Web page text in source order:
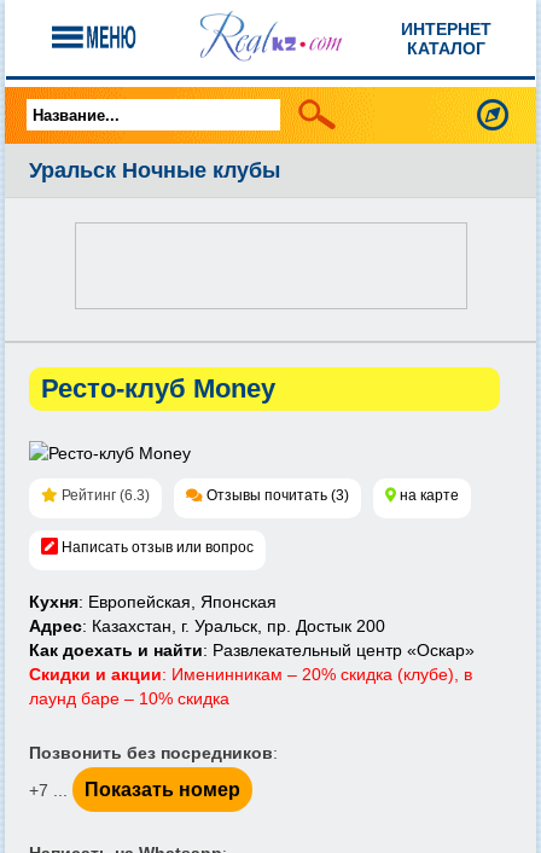
ИНТЕРНЕТ
КАТАЛОГ
Уральск Ночные клубы
Ресто-клуб Money
Рейтинг (6.3) Отзывы почитать (3) на карте
Написать отзыв или вопрос
Кухня: Европейская, Японская
Адрес: Казахстан, г. Уральск, пр. Достык 200
Как доехать и найти: Развлекательный центр «Оскар»
Скидки и акции: Именинникам – 20% скидка (клубе), в
лаунд баре – 10% скидка
Позвонить без посредников:
+7 ...
Показать номер